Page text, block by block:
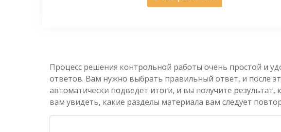
Процесс решения контрольной работы очень простой и
ответов. Вам нужно выбрать правильный ответ, и после
автоматически подведет итоги, и вы получите
вам увидеть, какие разделы материала вам следует